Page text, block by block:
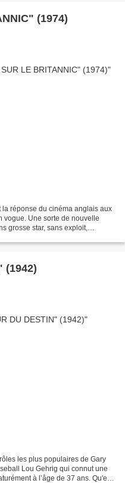
(1974)
la réponse du cinéma anglais aux
vogue. Une sorte de nouvelle
grosse star, sans exploit,
(1942)
les plus populaires de Gary
Lou Gehrig qui connut une
à l’âge de 37 ans. Qu'est-